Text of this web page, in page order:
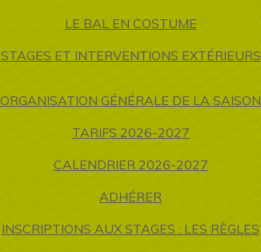
LE BAL EN COSTUME
STAGES ET INTERVENTIONS EXTÉRIEURS
ORGANISATION GÉNÉRALE DE LA SAISON
TARIFS 2026-2027
CALENDRIER 2026-2027
ADHÉRER
INSCRIPTIONS AUX STAGES : LES RÈGLES